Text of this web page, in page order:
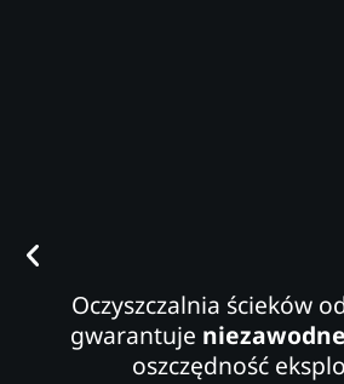
Oczyszczalnia ścieków
gwarantuje
oszczędność